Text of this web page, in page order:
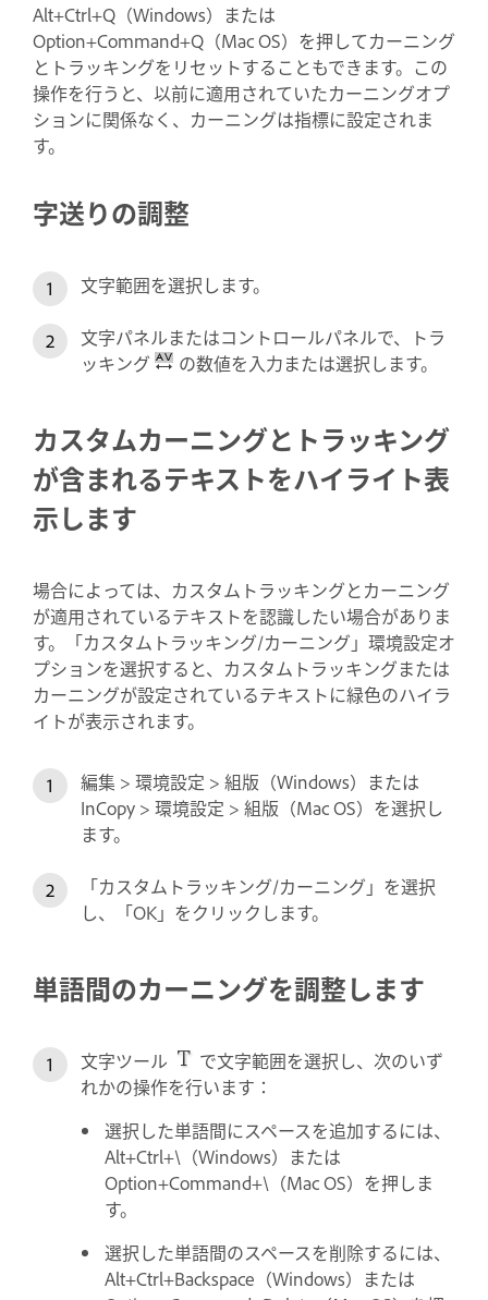
Alt+Ctrl+Q（Windows）または
Option+Command+Q（Mac OS）を押してカーニング
とトラッキングをリセットすることもできます。この
操作を行うと、以前に適用されていたカーニングオプ
ションに関係なく、カーニングは指標に設定されま
す。
字送りの調整
文字範囲を選択します。
文字パネルまたはコントロールパネルで、トラ
ッキング
の数値を入力または選択します。
カスタムカーニングとトラッキング
が含まれるテキストをハイライト表
示します
場合によっては、カスタムトラッキングとカーニング
が適用されているテキストを認識したい場合がありま
す。「カスタムトラッキング/カーニング」環境設定オ
プションを選択すると、カスタムトラッキングまたは
カーニングが設定されているテキストに緑色のハイラ
イトが表示されます。
編集 > 環境設定 > 組版（Windows）または
InCopy > 環境設定 > 組版（Mac OS）を選択し
ます。
「カスタムトラッキング/カーニング」を選択
し、「OK」をクリックします。
単語間のカーニングを調整します
文字ツール
で文字範囲を選択し、次のいず
れかの操作を行います：
選択した単語間にスペースを追加するには、
Alt+Ctrl+\（Windows）または
Option+Command+\（Mac OS）を押しま
す。
選択した単語間のスペースを削除するには、
Alt+Ctrl+Backspace（Windows）または